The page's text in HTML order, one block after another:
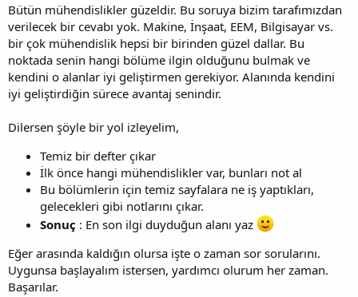
Bütün mühendislikler güzeldir. Bu soruya bizim tarafımızdan
verilecek bir cevabı yok. Makine, İnşaat, EEM, Bilgisayar vs.
bir çok mühendislik hepsi bir birinden güzel dallar. Bu
noktada senin hangi bölüme ilgin olduğunu bulmak ve
kendini o alanlar iyi geliştirmen gerekiyor. Alanında kendini
iyi geliştirdiğin sürece avantaj senindir.
Dilersen şöyle bir yol izleyelim,
Temiz bir defter çıkar
İlk önce hangi mühendislikler var, bunları not al
Bu bölümlerin için temiz sayfalara ne iş yaptıkları,
gelecekleri gibi notlarını çıkar.
Sonuç : En son ilgi duyduğun alanı yaz
Eğer arasında kaldığın olursa işte o zaman sor sorularını.
Uygunsa başlayalım istersen, yardımcı olurum her zaman.
Başarılar.